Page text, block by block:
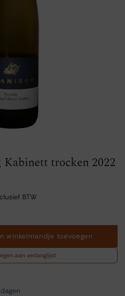
trocken 2022
BTW
winkelmandje toevoegen
aan verlanglijst